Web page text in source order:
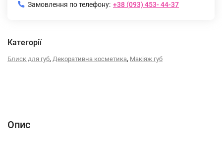
Замовлення по телефону: +38 (093) 453- 44-37
Категорії
Блиск для губ, Декоративна косметика, Макіяж губ
Опис